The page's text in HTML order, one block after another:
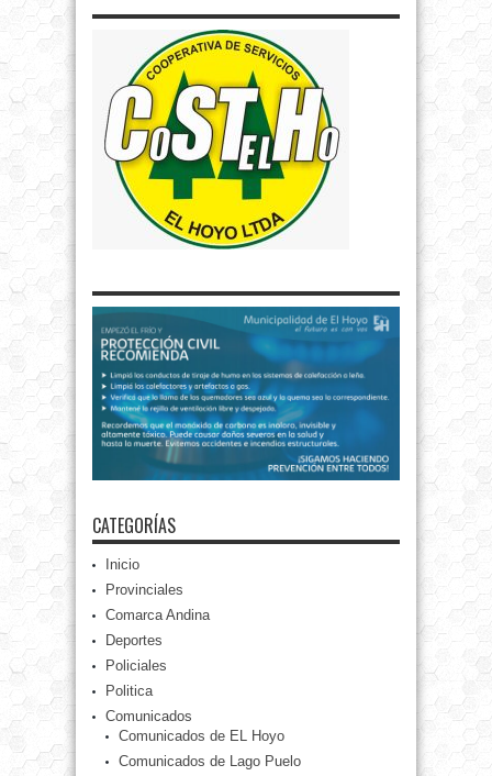
CATEGORÍAS
Inicio
Provinciales
Comarca Andina
Deportes
Policiales
Politica
Comunicados
Comunicados de EL Hoyo
Comunicados de Lago Puelo